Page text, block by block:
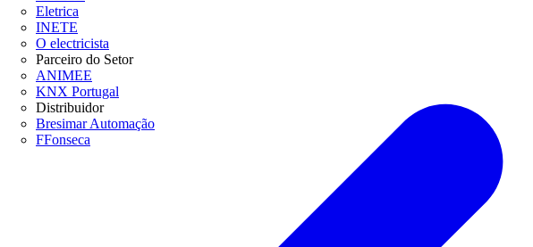
Eletrica
INETE
O electricista
Parceiro do Setor
ANIMEE
KNX Portugal
Distribuidor
Bresimar Automação
FFonseca